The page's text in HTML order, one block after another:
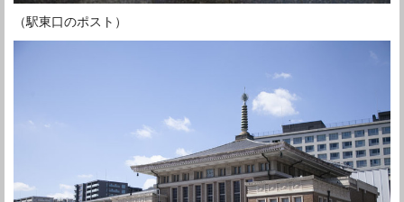
（駅東口のポスト）